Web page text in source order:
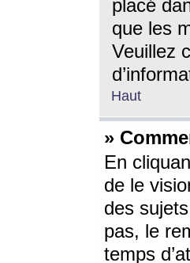
placé
que les
Veuillez
Haut
»
En
de le
des
pas, le
temps